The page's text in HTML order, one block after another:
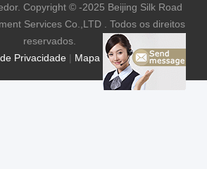
Privacidade | Mapa do Site
Copyright © -2025 Beijing Silk Road
Services Co.,LTD . Todos os direitos
reservados.